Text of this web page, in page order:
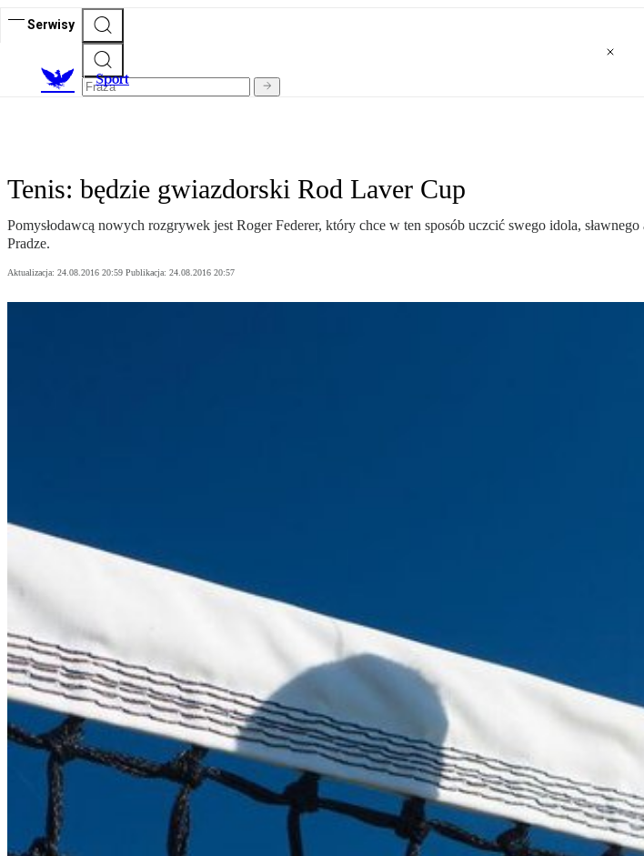
Serwisy
Sport
Tenis: będzie gwiazdorski Rod Laver Cup
Pomysłodawcą nowych rozgrywek jest Roger Federer, który chce w ten sposób uczcić swego idola,
Pradze.
Aktualizacja: 24.08.2016 20:59 Publikacja: 24.08.2016 20:57